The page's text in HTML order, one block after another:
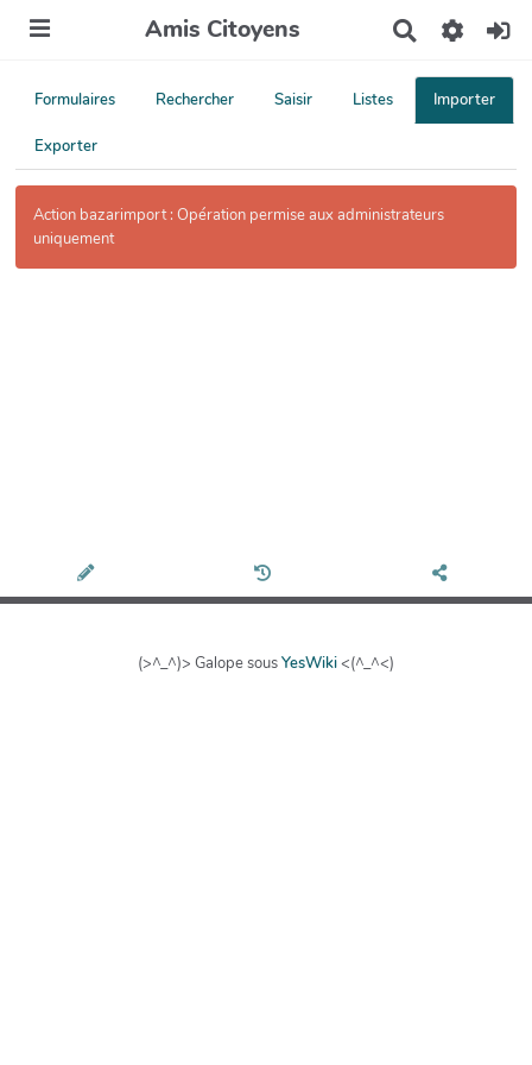
Amis Citoyens
c
e
c
h
e
Formulaires Rechercher Saisir Listes Importer
Exporter
Action bazarimport : Opération permise aux administrateurs
uniquement
(>^_^)> Galope sousYesWiki<(^_^<)